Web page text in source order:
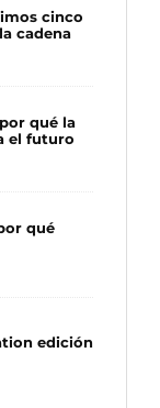
cinco
cadena
qué la
el futuro
qué
edición